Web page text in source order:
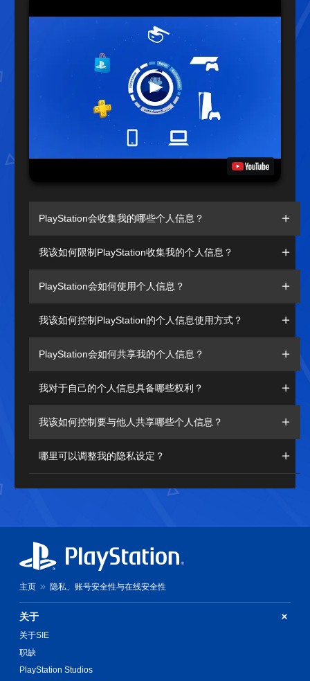
PlayStation会收集我的哪些个人信息？
我该如何限制PlayStation收集我的个人信息？
PlayStation会如何使用个人信息？
我该如何控制PlayStation的个人信息使用方式？
PlayStation会如何共享我的个人信息？
我对于自己的个人信息具备哪些权利？
我该如何控制要与他人共享哪些个人信息？
哪里可以调整我的隐私设定？
主页 隐私、账号安全性与在线安全性
关于
关于SIE
职缺
PlayStation Studios